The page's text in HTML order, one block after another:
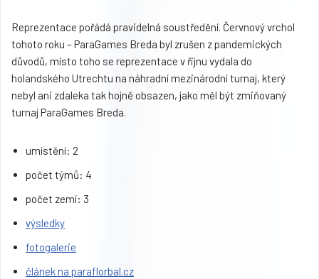
Reprezentace pořádá pravidelná soustředění. Červnový vrchol
tohoto roku – ParaGames Breda byl zrušen z pandemických
důvodů, místo toho se reprezentace v řijnu vydala do
holandského Utrechtu na náhradní mezinárodní turnaj, který
nebyl ani zdaleka tak hojně obsazen, jako měl být zmiňovaný
turnaj ParaGames Breda.
umístění: 2
počet týmů: 4
počet zemí: 3
výsledky
fotogalerie
článek na paraflorbal.cz